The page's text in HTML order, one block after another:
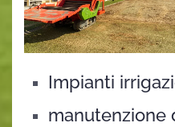
Impianti
manutenzione